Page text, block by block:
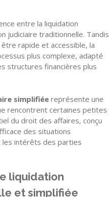
entre la liquidation
judiciaire traditionnelle. Tandis
rapide et accessible, la
plus complexe, adapté
structures financières plus
simplifiée représente une
rencontrent certaines petites
du droit des affaires, conçu
des situations
les intérêts des parties
liquidation
et simplifiée